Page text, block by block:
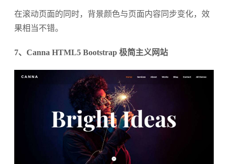
在滚动页面的同时，背景颜色与页面内容同步变化，效
果相当不错。
7、Canna HTML5 Bootstrap 极简主义网站